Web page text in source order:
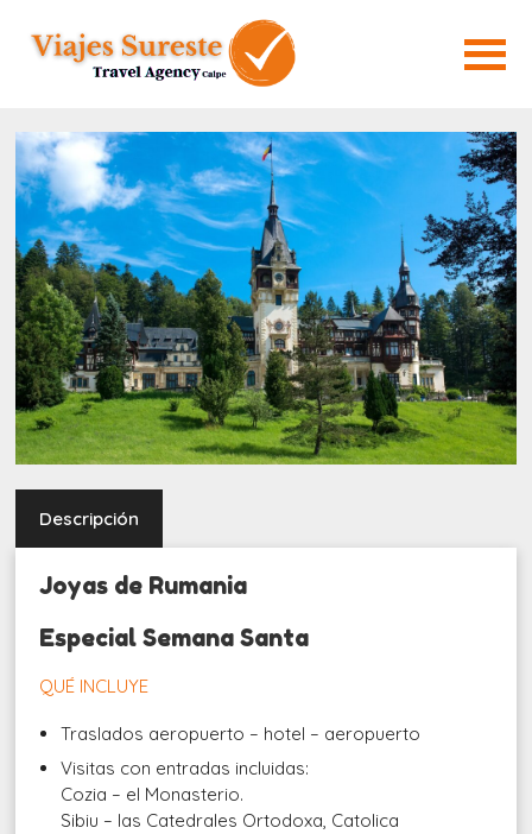
Descripción
Joyas de Rumania
Especial Semana Santa
QUÉ INCLUYE
Traslados aeropuerto – hotel – aeropuerto
Visitas con entradas incluidas:
Cozia – el Monasterio.
Sibiu – las Catedrales Ortodoxa, Catolica